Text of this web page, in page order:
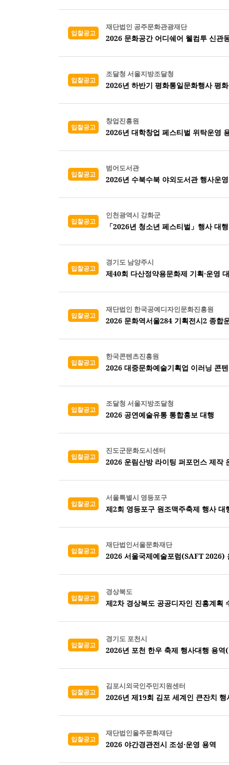
입찰공고
재단법인 공주문화관광재단
2026 문화공간 어디쉐어 웰컴투 신관
입찰공고
조달청 서울지방조달청
2026년 하반기 평화통일문화행사 평
입찰공고
창업진흥원
2026년 대학창업 페스티벌 위탁운영
입찰공고
범어도서관
2026년 수북수북 야외도서관 행사운
입찰공고
인천광역시 강화군
「2026년 청소년 페스티벌」행사 대
입찰공고
경기도 남양주시
제40회 다산정약용문화제 기획·운영
입찰공고
재단법인 한국공예디자인문화진흥원
2026 문화역서울284 기획전시2 종합
입찰공고
한국콘텐츠진흥원
2026 대중문화예술기획업 이러닝 콘
입찰공고
조달청 서울지방조달청
2026 공연예술유통 통합홍보 대행
입찰공고
진도군문화도시센터
2026 운림산방 라이팅 퍼포먼스 제작
입찰공고
서울특별시 영등포구
제2회 영등포구 원조맥주축제 행사 대
입찰공고
재단법인서울문화재단
2026 서울국제예술포럼(SAFT 2026)
입찰공고
경상북도
제2차 경상북도 공공디자인 진흥계획
입찰공고
경기도 포천시
2026년 포천 한우 축제 행사대행 용역
입찰공고
김포시외국인주민지원센터
2026년 제19회 김포 세계인 큰잔치 행
입찰공고
재단법인울주문화재단
2026 야간경관전시 조성·운영 용역